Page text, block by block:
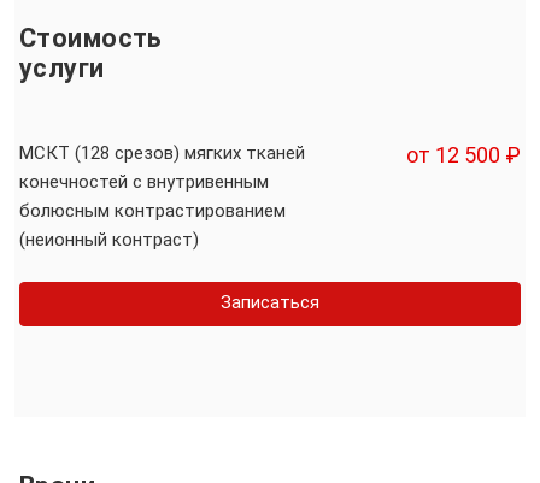
Стоимость
услуги
МСКТ (128 срезов) мягких тканей
конечностей с внутривенным
болюсным контрастированием
(неионный контраст)
от 12 500 ₽
Записаться